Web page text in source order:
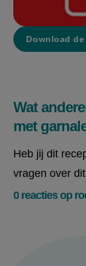
Download de
Wat
met
Heb jij dit
vragen over
0 reacties op